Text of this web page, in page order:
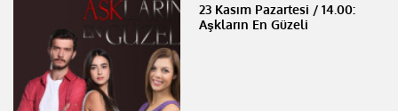
23 Kasım Pazartesi / 14.00:
Aşkların En Güzeli